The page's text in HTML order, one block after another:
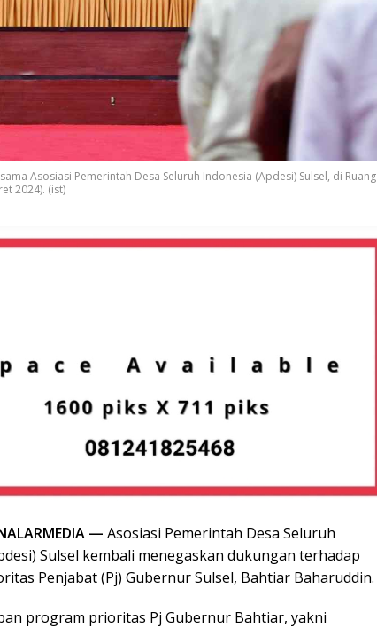
Asosiasi Pemerintah Desa Seluruh Indonesia (Apdesi) Sulsel, di Ruang
2024). (ist)
— Asosiasi Pemerintah Desa Seluruh
Sulsel kembali menegaskan dukungan terhadap
Penjabat (Pj) Gubernur Sulsel, Bahtiar Baharuddin.
program prioritas Pj Gubernur Bahtiar, yakni